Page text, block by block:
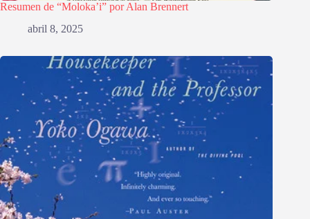
Resumen de “Moloka’i” por Alan Brennert
abril 8, 2025